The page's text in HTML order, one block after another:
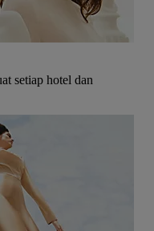
setiap hotel dan